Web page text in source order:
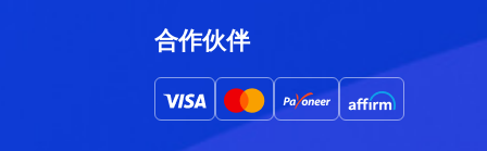
合作伙伴